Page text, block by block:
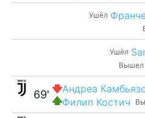
Ушёл
Ушёл
Вышел
Андреа
Филип Костич
69'